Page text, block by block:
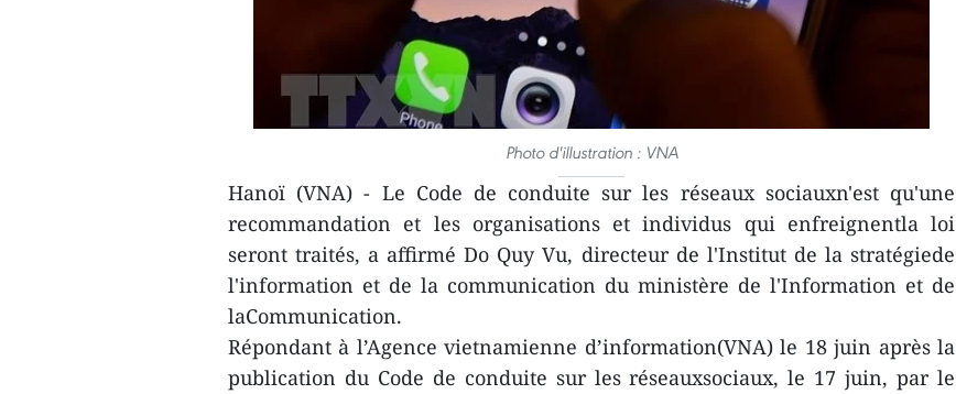
Photo d'illustration : VNA
Hanoï (VNA) - Le Code de conduite sur les réseaux sociauxn'est qu'une
recommandation et les organisations et individus qui enfreignentla loi
seront traités, a affirmé Do Quy Vu, directeur de l'Institut de la stratégiede
l'information et de la communication du ministère de l'Information et de
laCommunication.
Répondant à l’Agence vietnamienne d’information(VNA) le 18 juin après la
publication du Code de conduite sur les réseauxsociaux, le 17 juin, par le